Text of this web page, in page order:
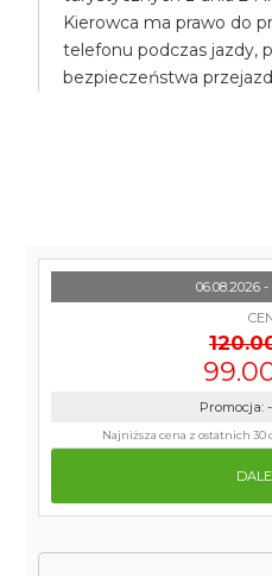
Kierowca ma prawo do
telefonu podczas jazdy,
bezpieczeństwa
06.08.2026
Promocja:
Najniższa cena z ostatnich